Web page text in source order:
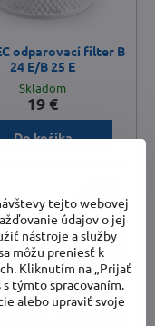
odparovací filter B
24 E/B 25 E
Skladom
19 €
Do košíka
tejto webovej
údajov o jej
nástroje a služby
môžu preniesť k
Kliknutím na „Prijať
týmto spracovaním.
alebo upraviť svoje